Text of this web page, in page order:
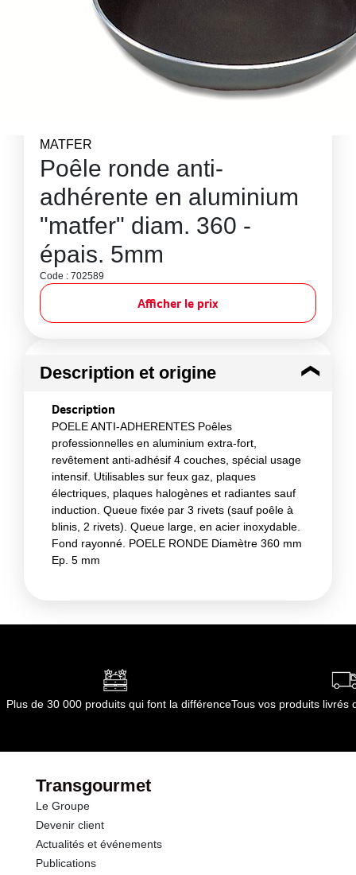
MATFER
Poêle ronde anti-
adhérente en aluminium
"matfer" diam. 360 -
épais. 5mm
Code : 702589
Afficher le prix
Description et origine
Description
POELE ANTI-ADHERENTES Poêles
professionnelles en aluminium extra-fort,
revêtement anti-adhésif 4 couches, spécial usage
intensif. Utilisables sur feux gaz, plaques
électriques, plaques halogènes et radiantes sauf
induction. Queue fixée par 3 rivets (sauf poêle à
blinis, 2 rivets). Queue large, en acier inoxydable.
Fond rayonné. POELE RONDE Diamètre 360 mm
Ep. 5 mm
Plus de 30 000 produits qui font la différenceTous vos produits livrés
Transgourmet
Le Groupe
Devenir client
Actualités et événements
Publications